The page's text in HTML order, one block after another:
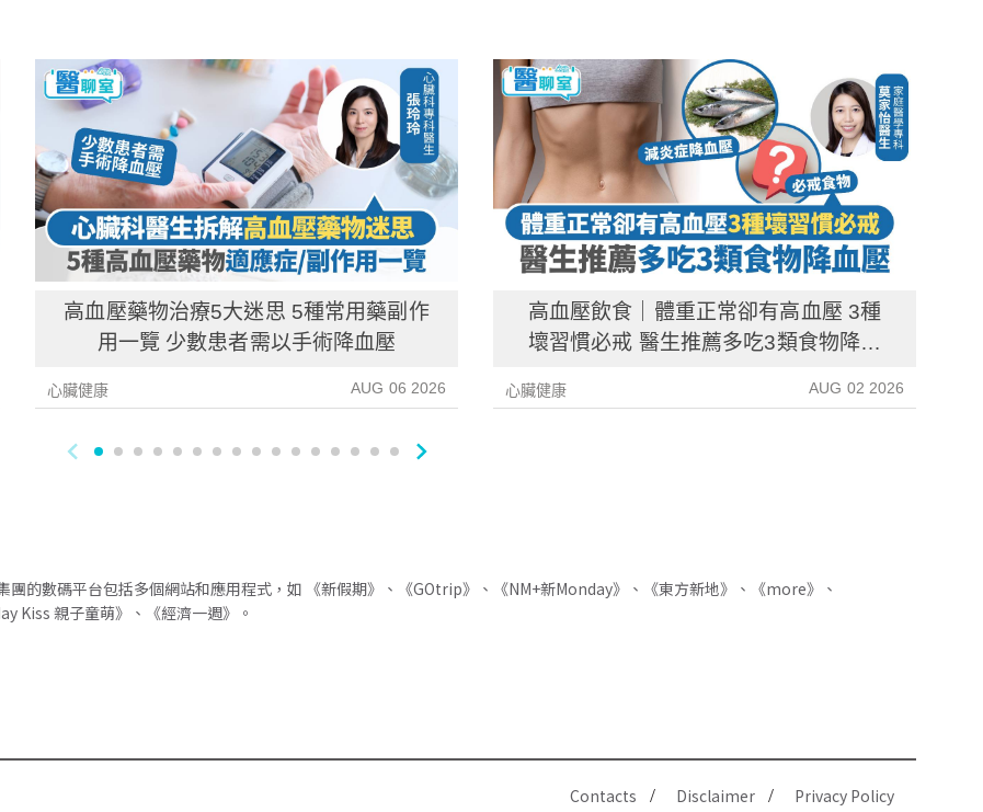
高血壓藥物治療5大迷思 5種常用藥副作
用一覽 少數患者需以手術降血壓
心臟健康 AUG 06 2026
高血壓飲食｜體重正常卻有高血壓 3種
壞習慣必戒 醫生推薦多吃3類食物降血
心臟健康 AUG 02 2026